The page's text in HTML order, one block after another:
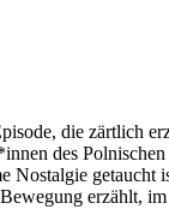
die zärtlich
des
Nostalgie
erzählt,